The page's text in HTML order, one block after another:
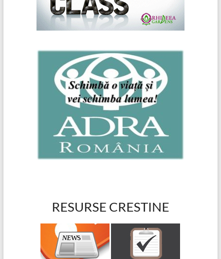
RESURSE CRESTINE